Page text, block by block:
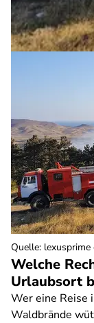
Welche
Urlaubsort
Wer eine Reise
Waldbrände
Quelle: lexusprime